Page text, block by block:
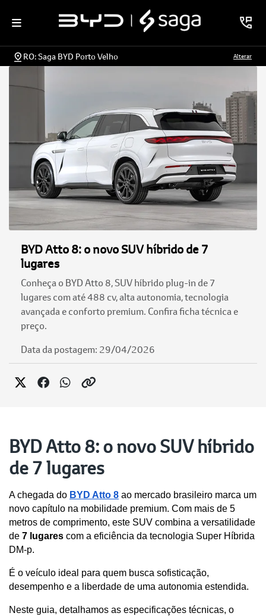
RO: Saga BYD Porto Velho Alterar
BYD Atto 8: o novo SUV híbrido de 7
lugares
Conheça o BYD Atto 8, SUV híbrido plug-in de 7
lugares com até 488 cv, alta autonomia, tecnologia
avançada e conforto premium. Confira ficha técnica e
preço.
Data da postagem: 29/04/2026
BYD Atto 8: o novo SUV híbrido
de 7 lugares
A chegada do BYD Atto 8 ao mercado brasileiro marca um
novo capítulo na mobilidade premium. Com mais de 5
metros de comprimento, este SUV combina a versatilidade
de 7 lugares com a eficiência da tecnologia Super Híbrida
DM-p.
É o veículo ideal para quem busca sofisticação,
desempenho e a liberdade de uma autonomia estendida.
Neste guia, detalhamos as especificações técnicas, o